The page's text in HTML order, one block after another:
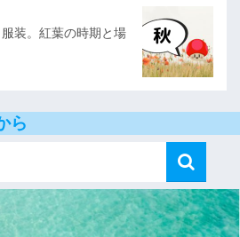
装。紅葉の時期と場
ら